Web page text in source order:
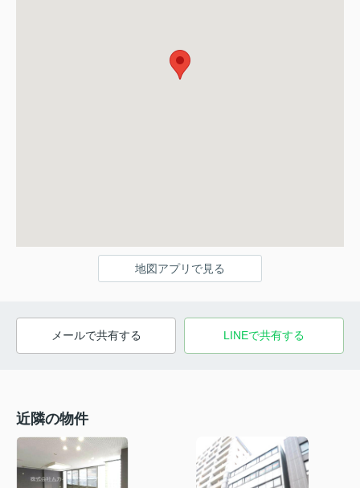
地図アプリで見る
メールで共有する LINEで共有する
近隣の物件